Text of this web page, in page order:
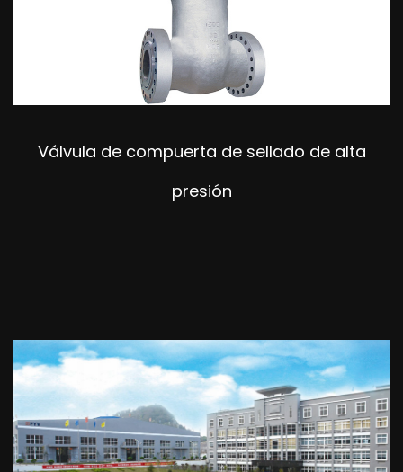
Válvula de compuerta de sellado de alta
presión